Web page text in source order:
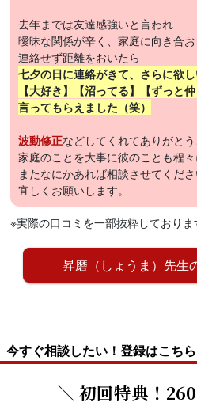
去年までは友達感強いと言われ
曖昧な関係が辛く、家庭に向き合
連絡せず距離をおいたら
七夕の日に連絡がきて、さらに欲
【大好き】【沼ってる】【ずっと
言ってもらえました（笑）
波動修正などしてくれてありがとう
家庭のことを大事に彼のことも程々
またなにかあれば相談させてくださ
宜しくお願いします。
※実際の口コミを一部抜粋しておりま
昇磨（しょうま）先生
今すぐ相談したい！登録はこち
＼ 初回特典！